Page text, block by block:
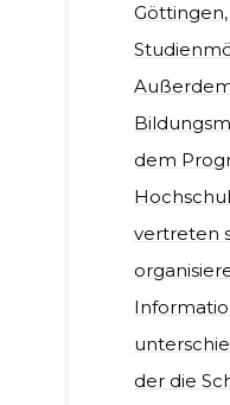
dem
vertreten
der die